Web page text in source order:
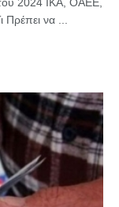
να ...